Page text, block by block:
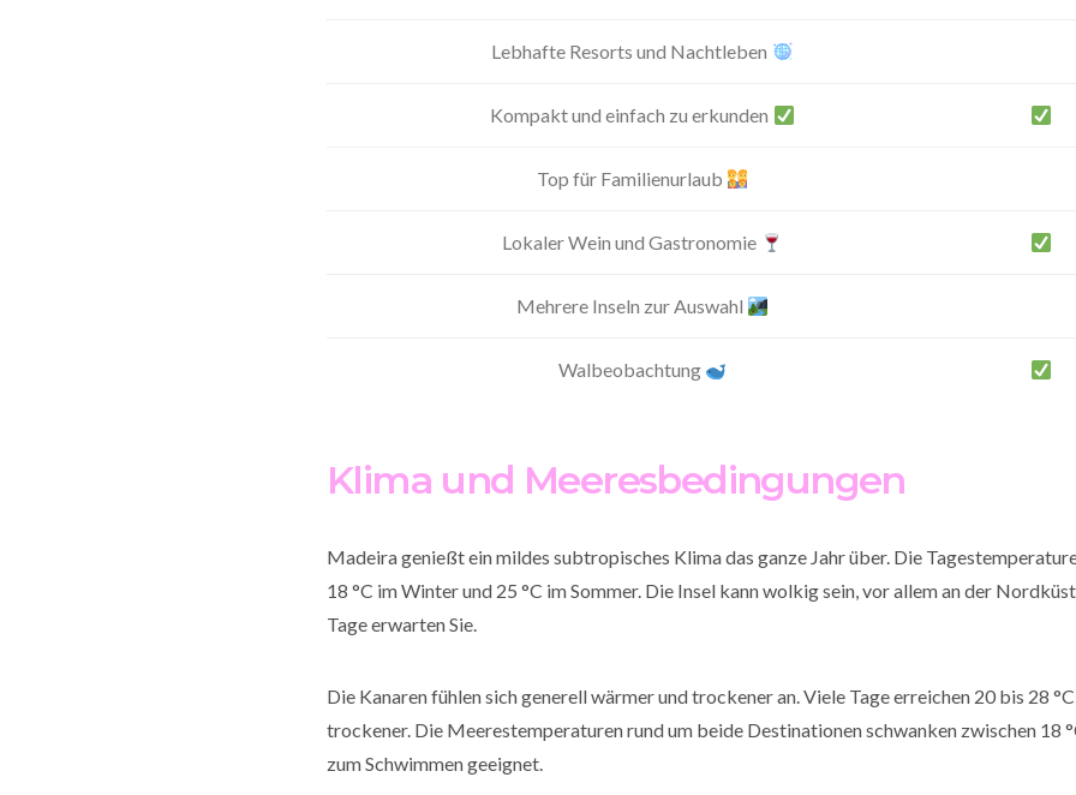
Lebhafte Resorts und Nachtleben
Kompakt und einfach zu erkunden
Top für Familienurlaub
Lokaler Wein und Gastronomie
Mehrere Inseln zur Auswahl
Walbeobachtung
Klima und Meeresbedingungen
Madeira genießt ein mildes subtropisches Klima das ganze Jahr über. Die
18 °C im Winter und 25 °C im Sommer. Die Insel kann wolkig sein, vor allem an der
Tage erwarten Sie.
Die Kanaren fühlen sich generell wärmer und trockener an. Viele Tage erreichen 20 bis 28
trockener. Die Meerestemperaturen rund um beide Destinationen schwanken zwischen 18
zum Schwimmen geeignet.